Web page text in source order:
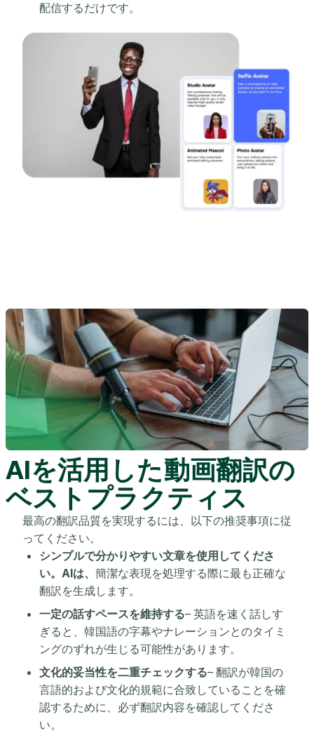
配信するだけです。
AIを活用した動画翻訳の
ベストプラクティス
最高の翻訳品質を実現するには、以下の推奨事項に従
ってください。
シンプルで分かりやすい文章を使用してくださ
い。AIは、 簡潔な表現を処理する際に最も正確な
翻訳を生成します。
一定の話すペースを維持する– 英語を速く話しす
ぎると、韓国語の字幕やナレーションとのタイミ
ングのずれが生じる可能性があります。
文化的妥当性を二重チェックする– 翻訳が韓国の
言語的および文化的規範に合致していることを確
認するために、必ず翻訳内容を確認してくださ
い。